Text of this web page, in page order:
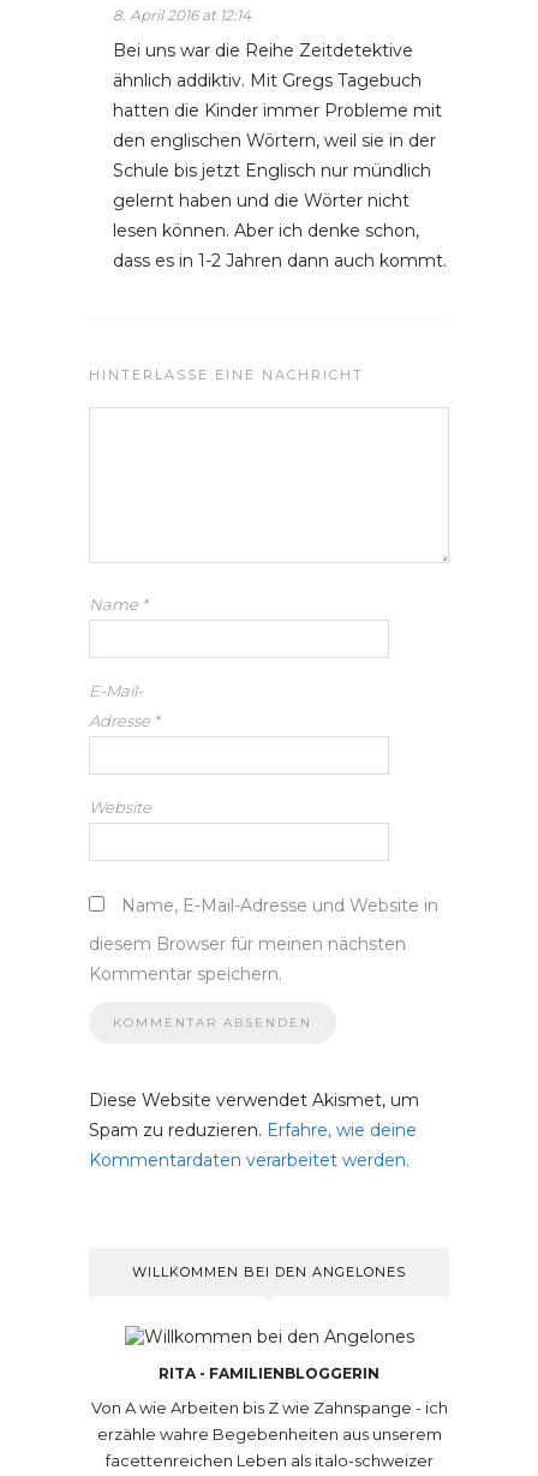
8. April 2016 at 12:14
Bei uns war die Reihe Zeitdetektive
ähnlich addiktiv. Mit Gregs Tagebuch
hatten die Kinder immer Probleme mit
den englischen Wörtern, weil sie in der
Schule bis jetzt Englisch nur mündlich
gelernt haben und die Wörter nicht
lesen können. Aber ich denke schon,
dass es in 1-2 Jahren dann auch kommt.
HINTERLASSE EINE NACHRICHT
Name *
E-Mail-
Adresse *
Website
Name, E-Mail-Adresse und Website in
diesem Browser für meinen nächsten
Kommentar speichern.
Diese Website verwendet Akismet, um
Spam zu reduzieren. Erfahre, wie deine
Kommentardaten verarbeitet werden.
WILLKOMMEN BEI DEN ANGELONES
RITA - FAMILIENBLOGGERIN
Von A wie Arbeiten bis Z wie Zahnspange - ich
erzähle wahre Begebenheiten aus unserem
facettenreichen Leben als italo-schweizer